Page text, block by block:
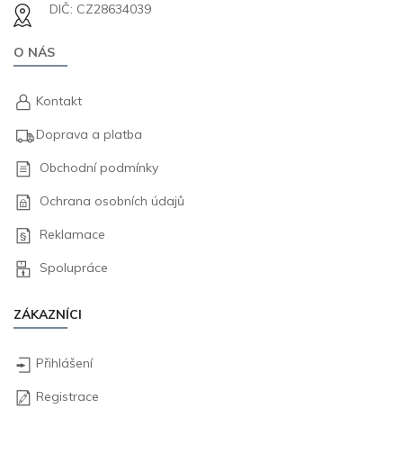
DIČ: CZ28634039
O NÁS
Kontakt
Doprava a platba
Obchodní podmínky
Ochrana osobních údajů
Reklamace
Spolupráce
ZÁKAZNÍCI
Přihlášení
Registrace